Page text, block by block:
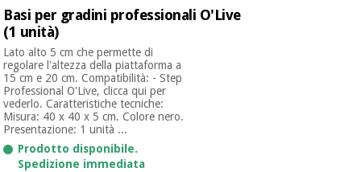
Veterinario
Ortopedia
Strumenti
chirurgici
(liquidazione)
Basi per gradini professionali O'Live
(1 unità)
Lato alto 5 cm che permette di
regolare l'altezza della piattaforma a
15 cm e 20 cm. Compatibilità: - Step
Professional O'Live, clicca qui per
vederlo. Caratteristiche tecniche:
Misura: 40 x 40 x 5 cm. Colore nero.
Presentazione: 1 unità ...
Prodotto disponibile.
Spedizione immediata